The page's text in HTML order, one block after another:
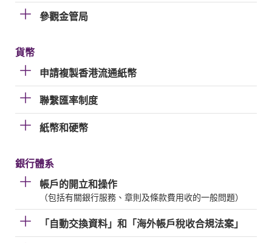
參觀金管局
貨幣
申請複製香港流通紙幣
聯繫匯率制度
紙幣和硬幣
銀行體系
帳戶的開立和操作
（包括有關銀行服務、章則及條款費用收的一般問題）
「自動交換資料」和「海外帳戶稅收合規法案」